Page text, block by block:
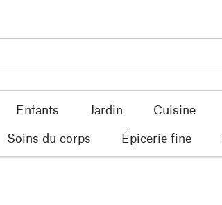
Enfants Jardin Cuisine
Soins du corps Épicerie fine